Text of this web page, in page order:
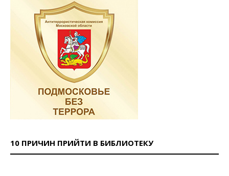
10 ПРИЧИН ПРИЙТИ В БИБЛИОТЕКУ